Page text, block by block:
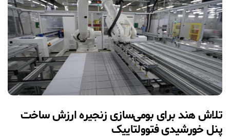
تلاش هند برای بومی‌سازی زنجیره ارزش ساخت
پنل خورشیدی فتوولتاییک